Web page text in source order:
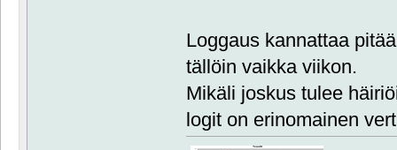
Loggaus kannattaa
tällöin vaikka viikon.
Mikäli joskus tulee
logit on erinomainen